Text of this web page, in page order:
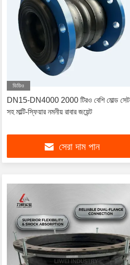
ভিডিও
DN15-DN4000 2000 টিরও বেশি মোল্ড সেট
সহ মাল্টি-স্ফিয়ার নমনীয় রাবার জয়েন্ট
সেরা দাম পান